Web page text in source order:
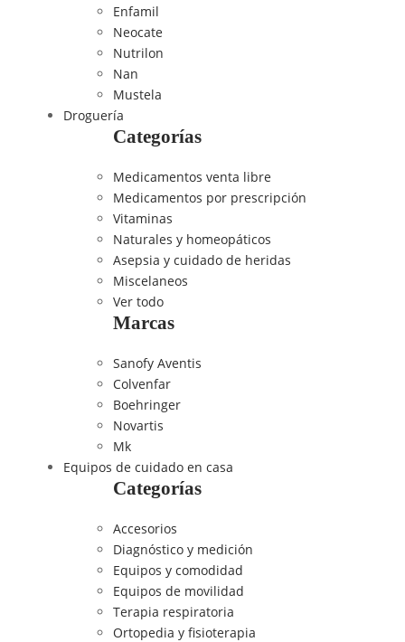
Enfamil
Neocate
Nutrilon
Nan
Mustela
Droguería
Categorías
Medicamentos venta libre
Medicamentos por prescripción
Vitaminas
Naturales y homeopáticos
Asepsia y cuidado de heridas
Miscelaneos
Ver todo
Marcas
Sanofy Aventis
Colvenfar
Boehringer
Novartis
Mk
Equipos de cuidado en casa
Categorías
Accesorios
Diagnóstico y medición
Equipos y comodidad
Equipos de movilidad
Terapia respiratoria
Ortopedia y fisioterapia